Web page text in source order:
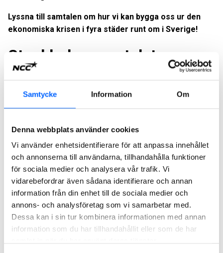
Samtycke Information Om
Denna webbplats använder cookies
Vi använder enhetsidentifierare för att anpassa innehållet
och annonserna till användarna, tillhandahålla funktioner
för sociala medier och analysera vår trafik. Vi
vidarebefordrar även sådana identifierare och annan
information från din enhet till de sociala medier och
annons- och analysföretag som vi samarbetar med.
Dessa kan i sin tur kombinera informationen med annan
information som du har tillhandahållit eller som de har
Lyssna till samtalen om hur vi kan bygga oss ur den
ekonomiska krisen i fyra städer runt om i Sverige!
Stockholmssamtalet
Medverkande vid Stockholmssamtalet den 3 september:
Anna König Jerlmyr (M), kommunstyrelsens ordförande,
Stockholm stad
Stockholms Handelskammare
Kristina Alvendal, stadsbyggnadsexpert
Charlotte Thelm, divisionschef, NCC